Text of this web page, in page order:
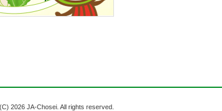
2026 JA-Chosei. All rights reserved.